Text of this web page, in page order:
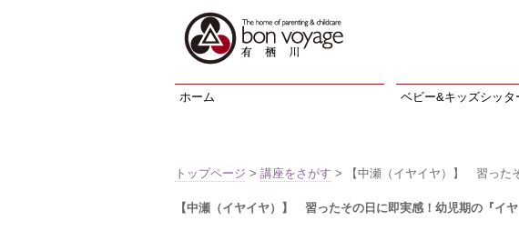
ホーム ベビー&キッズシッタ
トップページ > 講座をさがす > 【中瀬（イヤイヤ）】 習った
【中瀬（イヤイヤ）】 習ったその日に即実感！幼児期の『イ